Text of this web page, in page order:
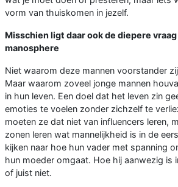
vorm van thuiskomen in jezelf.
Misschien ligt daar ook de diepere
manosphere
Niet waarom deze mannen voorstander
Maar waarom zoveel jonge mannen
in hun leven. Een doel dat het leven zin
emoties te voelen zonder zichzelf te
moeten ze dat niet van influencers leren,
zonen leren wat mannelijkheid is in de
kijken naar hoe hun vader met spanning
hun moeder omgaat. Hoe hij aanwezig is
of juist niet.